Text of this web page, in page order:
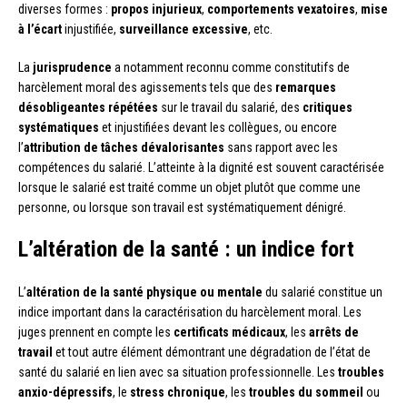
diverses formes : propos injurieux, comportements vexatoires, mise
à l’écartinjustifiée, surveillance excessive, etc.
La jurisprudence a notamment reconnu comme constitutifs de
harcèlement moral des agissements tels que des remarques
désobligeantes répétées sur le travail du salarié, des critiques
systématiques et injustifiées devant les collègues, ou encore
l’attribution de tâches dévalorisantes sans rapport avec les
compétences du salarié. L’atteinte à la dignité est souvent caractérisée
lorsque le salarié est traité comme un objet plutôt que comme une
personne, ou lorsque son travail est systématiquement dénigré.
L’altération de la santé : un indice fort
L’altération de la santé physique ou mentale du salarié constitue un
indice important dans la caractérisation du harcèlement moral. Les
juges prennent en compte les certificats médicaux, les arrêts de
travail et tout autre élément démontrant une dégradation de l’état de
santé du salarié en lien avec sa situation professionnelle. Les troubles
anxio-dépressifs, le stress chronique, les troubles du sommeil ou